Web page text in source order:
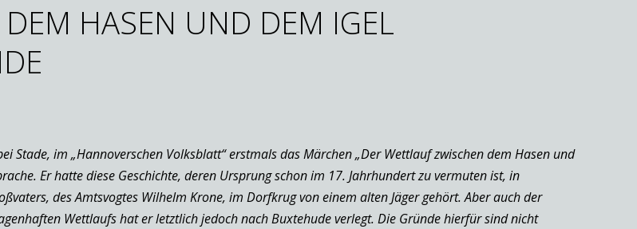
HASEN UND DEM IGEL
im „Hannoverschen Volksblatt“ erstmals das Märchen „Der Wettlauf zwischen dem Hasen und
Er hatte diese Geschichte, deren Ursprung schon im 17. Jahrhundert zu vermuten ist, in
des Amtsvogtes Wilhelm Krone, im Dorfkrug von einem alten Jäger gehört. Aber auch der
Wettlaufs hat er letztlich jedoch nach Buxtehude verlegt. Die Gründe hierfür sind nicht